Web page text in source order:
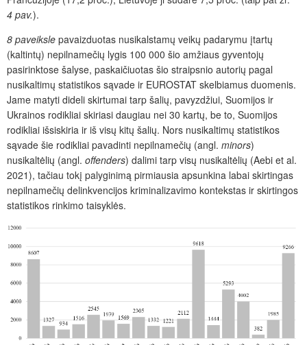
4 pav.).
8 paveiksle pavaizduotas nusikalstamų veikų padarymu įtartų
(kaltintų) nepilnamečių lygis 100 000 šio amžiaus gyventojų
pasirinktose šalyse, paskaičiuotas šio straipsnio autorių pagal
nusikaltimų statistikos sąvade ir EUROSTAT skelbiamus duomenis.
Jame matyti dideli skirtumai tarp šalių, pavyzdžiui, Suomijos ir
Ukrainos rodikliai skiriasi daugiau nei 30 kartų, be to, Suomijos
rodikliai išsiskiria ir iš visų kitų šalių. Nors nusikaltimų statistikos
sąvade šie rodikliai pavadinti nepilnamečių (angl. minors)
nusikaltėlių (angl. offenders) dalimi tarp visų nusikaltėlių (Aebi et al.
2021), tačiau tokį palyginimą pirmiausia apsunkina labai skirtingas
nepilnamečių delinkvencijos kriminalizavimo kontekstas ir skirtingos
statistikos rinkimo taisyklės.